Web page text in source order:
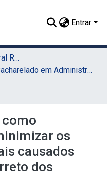
Entrar
01. Universidade Federal Rural de Pernambuco - UFRPE (Sede)
Bacharelado em Administração (Sede)
os
causados
dos